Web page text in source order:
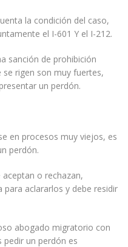
la condición del caso,
el I-601 Y el I-212.
sanción de prohibición
rigen son muy fuertes,
un perdón.
en procesos muy viejos, es
perdón.
o rechazan,
para aclararlos y debe residir
abogado migratorio con
un perdón es